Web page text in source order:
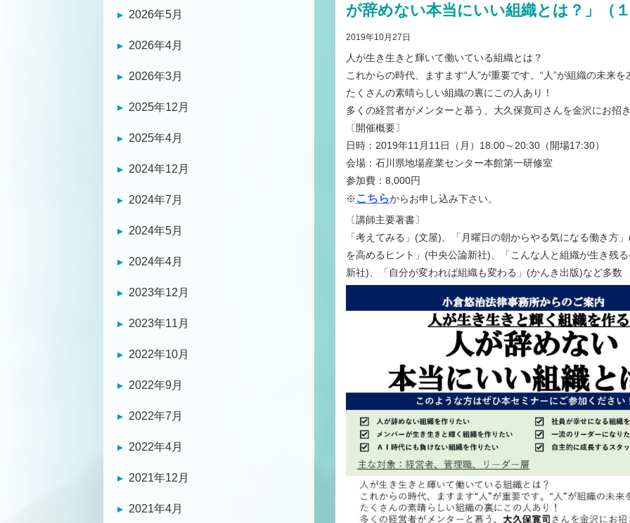
2026年5月
2026年4月
2026年3月
2025年12月
2025年4月
2024年12月
2024年7月
2024年5月
2024年4月
2023年12月
2023年11月
2022年10月
2022年9月
2022年7月
2022年4月
2021年12月
2021年4月
が辞めない本当にいい組織とは？」（
2019年10月27日
人が生き生きと輝いて働いている組織とは？
これからの時代、ますます“人”が重要です。“人”が組織の未来
たくさんの素晴らしい組織の裏にこの人あり！
多くの経営者がメンターと慕う、大久保寛司さんを金沢にお招
〔開催概要〕
日時：2019年11月11日（月）18:00～20:30（開場17:30）
会場：石川県地場産業センター本館第一研修室
参加費：8,000円
※ こちらからお申し込み下さい。
〔講師主要著書〕
「考えてみる」(文屋)、「月曜日の朝からやる気になる働き方
を高めるヒント」(中央公論新社)、「こんな人と組織が生き残
新社)、「自分が変われば組織も変わる」(かんき出版)など多数